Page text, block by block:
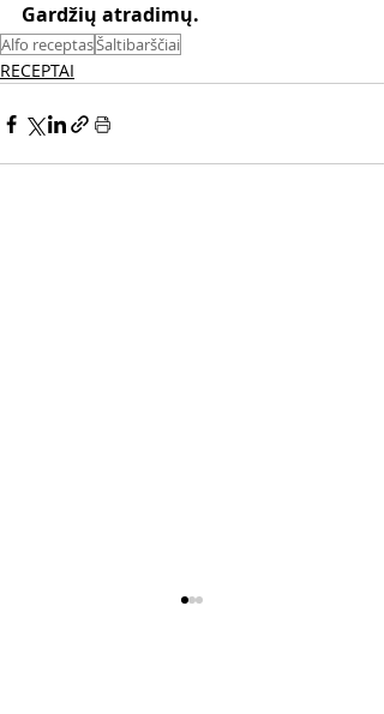
Gardžių atradimų.
Alfo receptasŠaltibarščiai
RECEPTAI